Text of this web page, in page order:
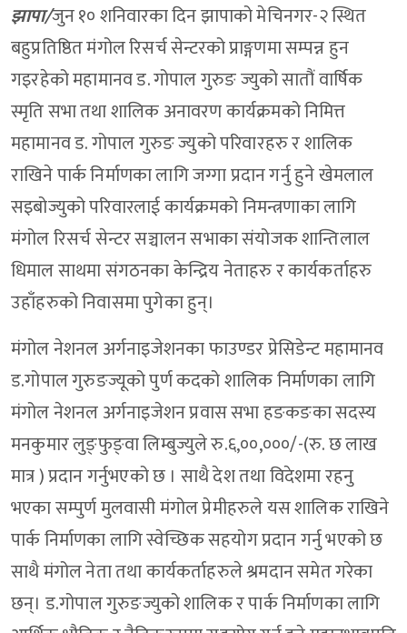
झापा/जुन १० शनिवारका दिन झापाको मेचिनगर-२ स्थित
बहुप्रतिष्ठित मंगोल रिसर्च सेन्टरको प्राङ्गणमा सम्पन्न हुन
गइरहेको महामानव ड. गोपाल गुरुङ ज्युको सातौं वार्षिक
स्मृति सभा तथा शालिक अनावरण कार्यक्रमको निमित्त
महामानव ड. गोपाल गुरुङ ज्युको परिवारहरु र शालिक
राखिने पार्क निर्माणका लागि जग्गा प्रदान गर्नु हुने खेमलाल
सइबोज्युको परिवारलाई कार्यक्रमको निमन्त्रणाका लागि
मंगोल रिसर्च सेन्टर सञ्चालन सभाका संयोजक शान्तिलाल
धिमाल साथमा संगठनका केन्द्रिय नेताहरु र कार्यकर्ताहरु
उहाँहरुको निवासमा पुगेका हुन्।
मंगोल नेशनल अर्गनाइजेशनका फाउण्डर प्रेसिडेन्ट महामानव
ड.गोपाल गुरुङज्यूको पुर्ण कदको शालिक निर्माणका लागि
मंगोल नेशनल अर्गनाइजेशन प्रवास सभा हङकङका सदस्य
मनकुमार लुङ्फुङ्वा लिम्बुज्युले रु.६,००,०००/-(रु. छ लाख
मात्र ) प्रदान गर्नुभएको छ । साथै देश तथा विदेशमा रहनु
भएका सम्पुर्ण मुलवासी मंगोल प्रेमीहरुले यस शालिक राखिने
पार्क निर्माणका लागि स्वेच्छिक सहयोग प्रदान गर्नु भएको छ
साथै मंगोल नेता तथा कार्यकर्ताहरुले श्रमदान समेत गरेका
छन्। ड.गोपाल गुरुङज्युको शालिक र पार्क निर्माणका लागि